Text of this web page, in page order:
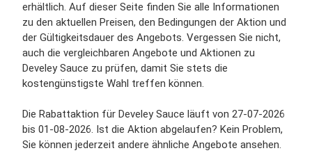
erhältlich. Auf dieser Seite finden Sie alle Informationen
zu den aktuellen Preisen, den Bedingungen der Aktion und
der Gültigkeitsdauer des Angebots. Vergessen Sie nicht,
auch die vergleichbaren Angebote und Aktionen zu
Develey Sauce zu prüfen, damit Sie stets die
kostengünstigste Wahl treffen können.
Die Rabattaktion für Develey Sauce läuft von 27-07-2026
bis 01-08-2026. Ist die Aktion abgelaufen? Kein Problem,
Sie können jederzeit andere ähnliche Angebote ansehen.